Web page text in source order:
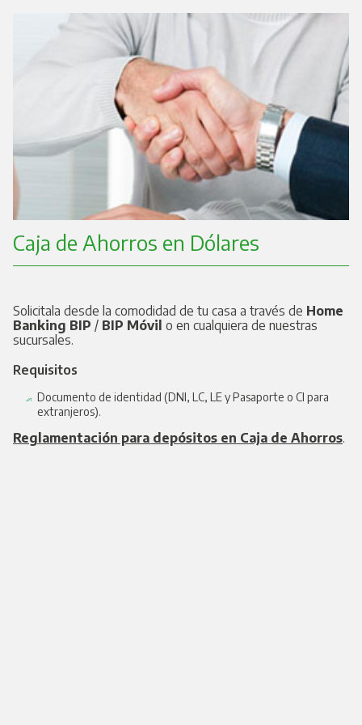
Caja de Ahorros en Dólares
Solicitala desde la comodidad de tu casa a través de Home
Banking BIP / BIP Móvil o en cualquiera de nuestras
sucursales.
Requisitos
Documento de identidad (DNI, LC, LE y Pasaporte o CI para
extranjeros).
Reglamentación para depósitos en Caja de Ahorros.